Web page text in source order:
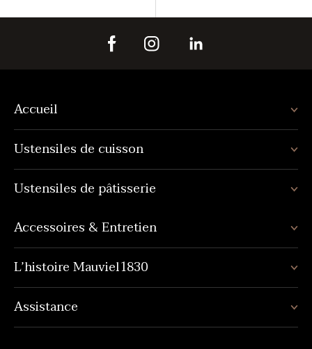
Accueil
Ustensiles de cuisson
Ustensiles de pâtisserie
Accessoires & Entretien
L’histoire Mauviel1830
Assistance